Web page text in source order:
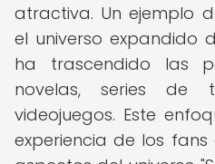
atractiva. Un ejemplo
el universo expandido
ha trascendido las
novelas, series de
videojuegos. Este
experiencia de los